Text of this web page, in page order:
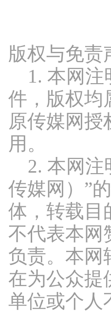
版权与免责
1. 本网注
件，版权均
原传媒网授
用。
2. 本网注
传媒网）”
体，转载目
不代表本网
负责。本网
在为公众提
单位或个人